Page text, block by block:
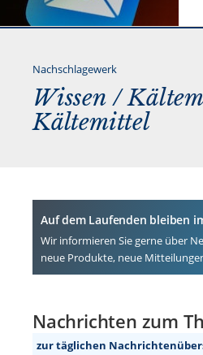
Nachschlagewerk
Wissen /
Kältemittel
Auf dem Laufenden bleiben
Wir informieren Sie gerne über
neue Produkte, neue
Nachrichten zum
zur täglichen